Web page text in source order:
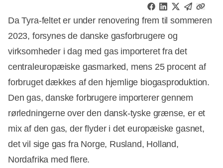
Da Tyra-feltet er under renovering frem til sommeren
2023, forsynes de danske gasforbrugere og
virksomheder i dag med gas importeret fra det
centraleuropæiske gasmarked, mens 25 procent af
forbruget dækkes af den hjemlige biogasproduktion.
Den gas, danske forbrugere importerer gennem
rørledningerne over den dansk-tyske grænse, er et
mix af den gas, der flyder i det europæiske gasnet,
det vil sige gas fra Norge, Rusland, Holland,
Nordafrika med flere.